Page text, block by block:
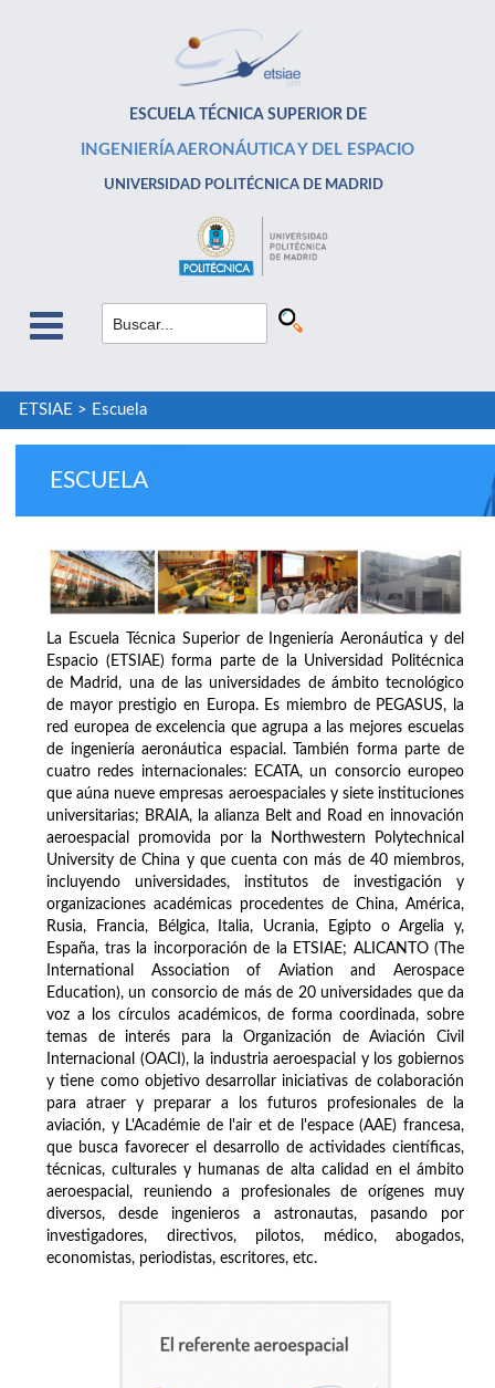
ESCUELA TÉCNICA SUPERIOR DE
INGENIERÍA AERONÁUTICA Y DEL ESPACIO
UNIVERSIDAD POLITÉCNICA DE MADRID
ETSIAE > Escuela
ESCUELA
La Escuela Técnica Superior de Ingeniería Aeronáutica y del
Espacio (ETSIAE) forma parte de la Universidad Politécnica
de Madrid, una de las universidades de ámbito tecnológico
de mayor prestigio en Europa. Es miembro de PEGASUS, la
red europea de excelencia que agrupa a las mejores escuelas
de ingeniería aeronáutica espacial. También forma parte de
cuatro redes internacionales: ECATA, un consorcio europeo
que aúna nueve empresas aeroespaciales y siete instituciones
universitarias; BRAIA, la alianza Belt and Road en innovación
aeroespacial promovida por la Northwestern Polytechnical
University de China y que cuenta con más de 40 miembros,
incluyendo universidades, institutos de investigación y
organizaciones académicas procedentes de China, América,
Rusia, Francia, Bélgica, Italia, Ucrania, Egipto o Argelia y,
España, tras la incorporación de la ETSIAE; ALICANTO (The
International Association of Aviation and Aerospace
Education), un consorcio de más de 20 universidades que da
voz a los círculos académicos, de forma coordinada, sobre
temas de interés para la Organización de Aviación Civil
Internacional (OACI), la industria aeroespacial y los gobiernos
y tiene como objetivo desarrollar iniciativas de colaboración
para atraer y preparar a los futuros profesionales de la
aviación, y L'Académie de l'air et de l'espace (AAE) francesa,
que busca favorecer el desarrollo de actividades científicas,
técnicas, culturales y humanas de alta calidad en el ámbito
aeroespacial, reuniendo a profesionales de orígenes muy
diversos, desde ingenieros a astronautas, pasando por
investigadores, directivos, pilotos, médico, abogados,
economistas, periodistas, escritores, etc.